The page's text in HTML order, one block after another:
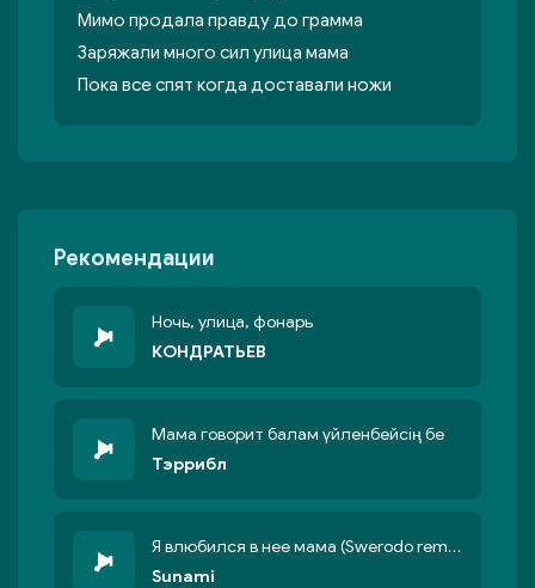
Мимо продала правду до грамма
Заряжали много сил улица мама
Пока все спят когда доставали ножи
Рекомендации
Ночь, улица, фонарь
КОНДРАТЬЕВ
Мама говорит балам үйленбейсің бе
Тэррибл
Я влюбился в нее мама (Swerodo remix)
Sunami